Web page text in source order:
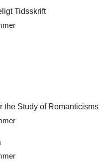
Tidsskrift
the Study of Romanticisms